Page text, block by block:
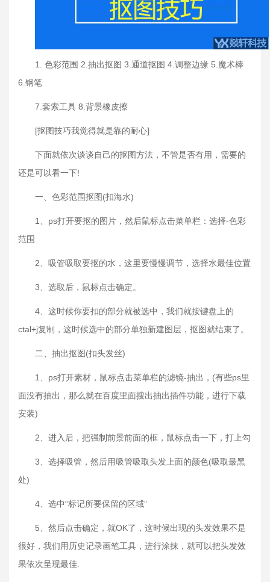
1. 色彩范围 2.抽出抠图 3.通道抠图 4.调整边缘 5.魔术棒
6.钢笔
7.套索工具 8.背景橡皮擦
[抠图技巧我觉得就是靠的耐心]
下面就依次谈谈自己的抠图方法，不管是否有用，需要的
还是可以看一下!
一、色彩范围抠图(扣海水)
1、ps打开要抠的图片，然后鼠标点击菜单栏：选择-色彩
范围
2、吸管吸取要抠的水，这里要慢慢调节，选择水最佳位置
3、选取后，鼠标点击确定。
4、这时候你要扣的部分就被选中，我们就按键盘上的
ctal+j复制，这时候选中的部分单独新建图层，抠图就结束了。
二、抽出抠图(扣头发丝)
1、ps打开素材，鼠标点击菜单栏的滤镜-抽出，(有些ps里
面没有抽出，那么就在百度里面搜出抽出插件功能，进行下载
安装)
2、进入后，把强制前景前面的框，鼠标点击一下，打上勾
3、选择吸管，然后用吸管吸取头发上面的颜色(吸取最黑
处)
4、选中“标记所要保留的区域”
5、然后点击确定，就OK了，这时候出现的头发效果不是
很好，我们用历史记录画笔工具，进行涂抹，就可以把头发效
果依次呈现最佳.